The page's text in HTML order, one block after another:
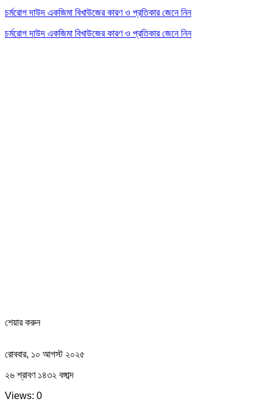
চর্মরোগ দাউদ একজিমা বিখাউজের কারণ ও প্রতিকার জেনে নিন
চর্মরোগ দাউদ একজিমা বিখাউজের কারণ ও প্রতিকার জেনে নিন
শেয়ার করুন
রোববার, ১০ আগস্ট ২০২৫
২৬ শ্রাবণ ১৪৩২ বঙ্গাব্দ
Views: 0